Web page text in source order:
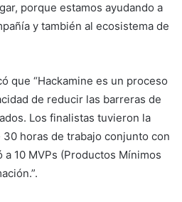
porque estamos ayudando a
y también al ecosistema de
que “Hackamine es un proceso
de reducir las barreras de
Los finalistas tuvieron la
horas de trabajo conjunto con
10 MVPs (Productos Mínimos